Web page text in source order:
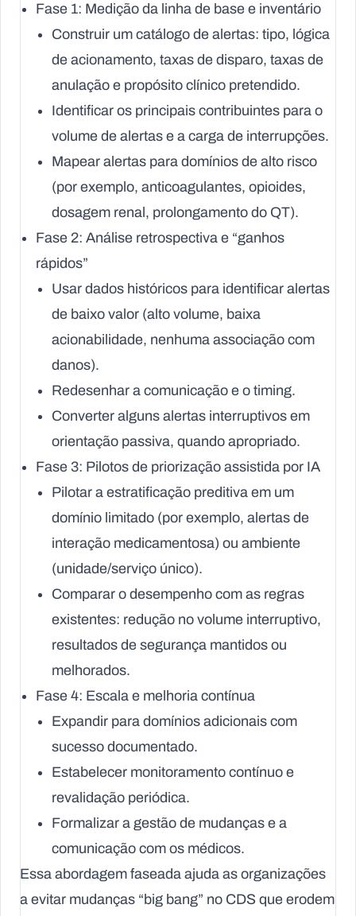
Fase 1: Medição da linha de base e inventário
Construir um catálogo de alertas: tipo, lógica
de acionamento, taxas de disparo, taxas de
anulação e propósito clínico pretendido.
Identificar os principais contribuintes para o
volume de alertas e a carga de interrupções.
Mapear alertas para domínios de alto risco
(por exemplo, anticoagulantes, opioides,
dosagem renal, prolongamento do QT).
Fase 2: Análise retrospectiva e “ganhos
rápidos”
Usar dados históricos para identificar alertas
de baixo valor (alto volume, baixa
acionabilidade, nenhuma associação com
danos).
Redesenhar a comunicação e o timing.
Converter alguns alertas interruptivos em
orientação passiva, quando apropriado.
Fase 3: Pilotos de priorização assistida por IA
Pilotar a estratificação preditiva em um
domínio limitado (por exemplo, alertas de
interação medicamentosa) ou ambiente
(unidade/serviço único).
Comparar o desempenho com as regras
existentes: redução no volume interruptivo,
resultados de segurança mantidos ou
melhorados.
Fase 4: Escala e melhoria contínua
Expandir para domínios adicionais com
sucesso documentado.
Estabelecer monitoramento contínuo e
revalidação periódica.
Formalizar a gestão de mudanças e a
comunicação com os médicos.
Essa abordagem faseada ajuda as organizações
a evitar mudanças “big bang” no CDS que erodem